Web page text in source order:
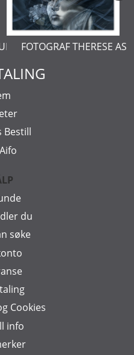
FOTOGRAF JOHN
Bestill
du
søke
Cookies
info